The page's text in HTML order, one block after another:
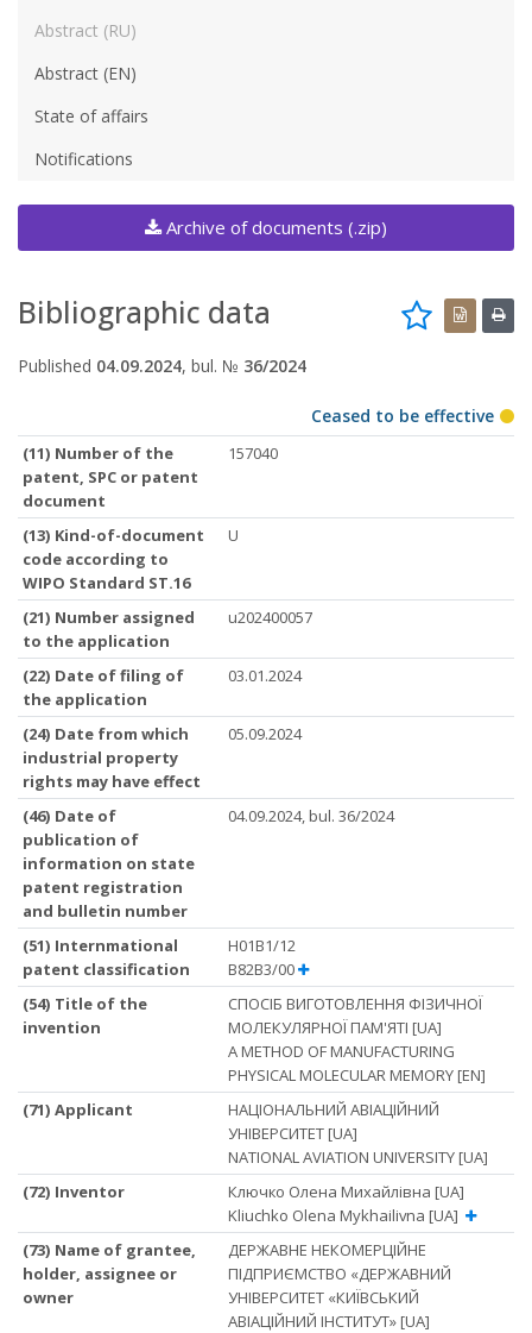
Abstract (RU)
Abstract (EN)
State of affairs
Notifications
Archive of documents (.zip)
Bibliographic data
Published 04.09.2024, bul. № 36/2024
Ceased to be effective
(11) Number of the
patent, SPC or patent
document
157040
(13) Kind-of-document
code according to
WIPO Standard ST.16
U
(21) Number assigned
to the application
u202400057
(22) Date of filing of
the application
03.01.2024
(24) Date from which
industrial property
rights may have effect
05.09.2024
(46) Date of
publication of
information on state
patent registration
and bulletin number
04.09.2024, bul. 36/2024
(51) Internmational
patent classification
H01B1/12
B82B3/00
(54) Title of the
invention
СПОСІБ ВИГОТОВЛЕННЯ ФІЗИЧНОЇ
МОЛЕКУЛЯРНОЇ ПАМ'ЯТІ [UA]
A METHOD OF MANUFACTURING
PHYSICAL MOLECULAR MEMORY [EN]
(71) Applicant
НАЦІОНАЛЬНИЙ АВІАЦІЙНИЙ
УНІВЕРСИТЕТ [UA]
NATIONAL AVIATION UNIVERSITY [UA]
(72) Inventor
Ключко Олена Михайлівна [UA]
Kliuchko Olena Mykhailivna [UA]
(73) Name of grantee,
holder, assignee or
owner
ДЕРЖАВНЕ НЕКОМЕРЦІЙНЕ
ПІДПРИЄМСТВО «ДЕРЖАВНИЙ
УНІВЕРСИТЕТ «КИЇВСЬКИЙ
АВІАЦІЙНИЙ ІНСТИТУТ» [UA]